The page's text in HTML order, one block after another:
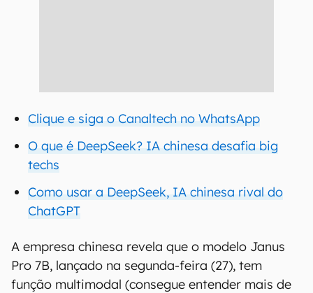
Clique e siga o Canaltech no WhatsApp
O que é DeepSeek? IA chinesa desafia big
techs
Como usar a DeepSeek, IA chinesa rival do
ChatGPT
A empresa chinesa revela que o modelo Janus
Pro 7B, lançado na segunda-feira (27), tem
função multimodal (consegue entender mais de